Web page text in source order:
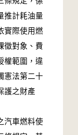
推計耗油量
實際使用燃
徵對象、費
權範圍，違
憲法第二十
護之財產
汽車燃料使